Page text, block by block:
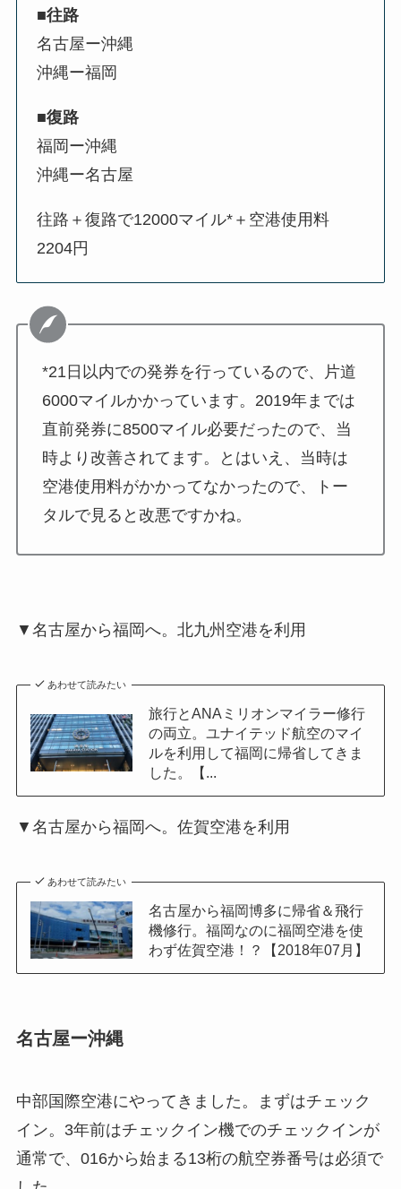
■往路
名古屋ー沖縄
沖縄ー福岡
■復路
福岡ー沖縄
沖縄ー名古屋
往路＋復路で12000マイル*＋空港使用料
2204円
*21日以内での発券を行っているので、片道
6000マイルかかっています。2019年までは
直前発券に8500マイル必要だったので、当
時より改善されてます。とはいえ、当時は
空港使用料がかかってなかったので、トー
タルで見ると改悪ですかね。
▼名古屋から福岡へ。北九州空港を利用
あわせて読みたい
旅行とANAミリオンマイラー修行
の両立。ユナイテッド航空のマイ
ルを利用して福岡に帰省してきま
した。【...
▼名古屋から福岡へ。佐賀空港を利用
あわせて読みたい
名古屋から福岡博多に帰省＆飛行
機修行。福岡なのに福岡空港を使
わず佐賀空港！？【2018年07月】
名古屋ー沖縄
中部国際空港にやってきました。まずはチェック
イン。3年前はチェックイン機でのチェックインが
通常で、016から始まる13桁の航空券番号は必須で